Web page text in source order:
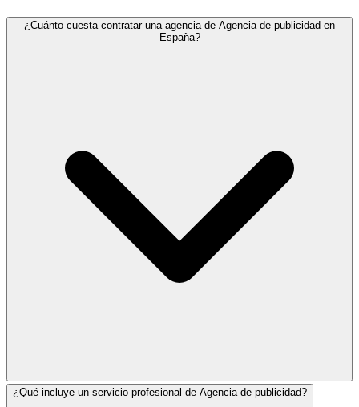
¿Cuánto cuesta contratar una agencia de Agencia de publicidad en
España?
¿Qué incluye un servicio profesional de Agencia de publicidad?